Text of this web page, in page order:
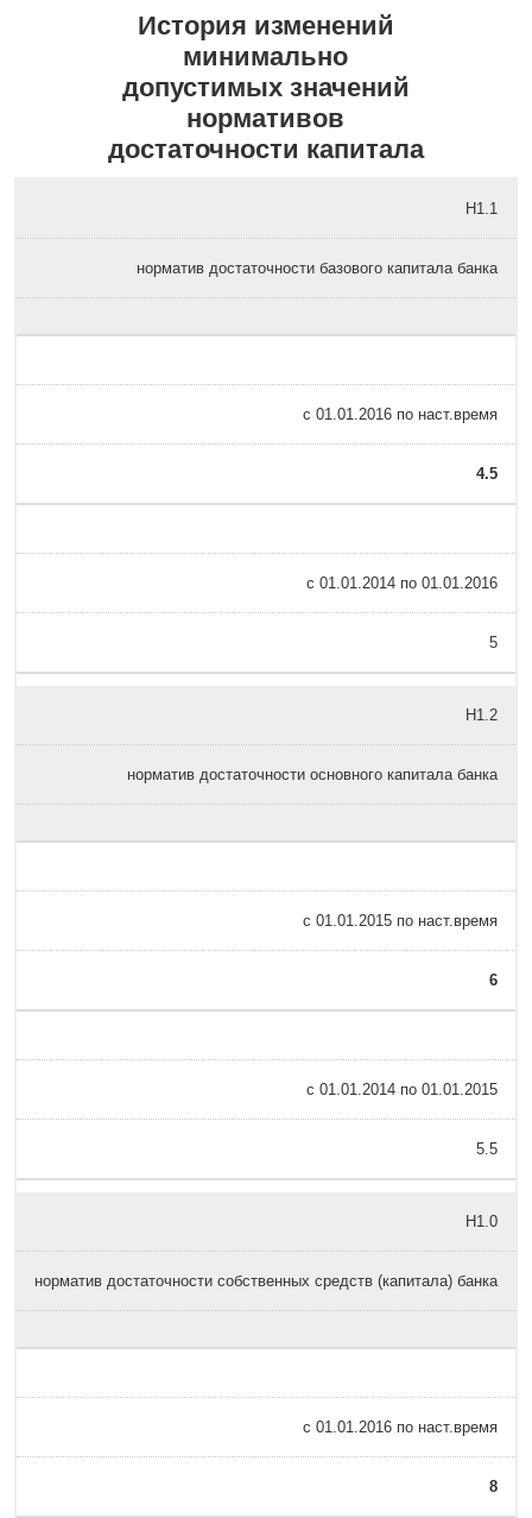
История изменений
минимально
допустимых значений
нормативов
достаточности капитала
Н1.1
норматив достаточности базового капитала банка
с 01.01.2016 по наст.время
4.5
c 01.01.2014 по 01.01.2016
5
Н1.2
норматив достаточности основного капитала банка
с 01.01.2015 по наст.время
6
с 01.01.2014 по 01.01.2015
5.5
Н1.0
норматив достаточности собственных средств (капитала) банка
с 01.01.2016 по наст.время
8